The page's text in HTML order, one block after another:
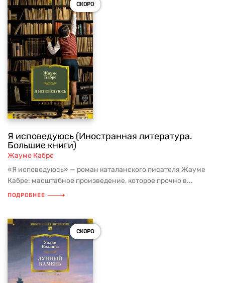
СКОРО
Я исповедуюсь (Иностранная литература.
Большие книги)
Жауме Кабре
«Я исповедуюсь» — роман каталанского писателя Жауме
Кабре: масштабное произведение, которое прочно в...
ПОДРОБНЕЕ
СКОРО